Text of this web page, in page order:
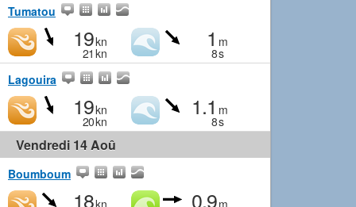
Tumatou
19kn
21 kn
1 m
8s
Lagouira
19kn
20kn
1.1 m
8s
Vendredi 14 Aoû
Boumboum
18kn 0.9m